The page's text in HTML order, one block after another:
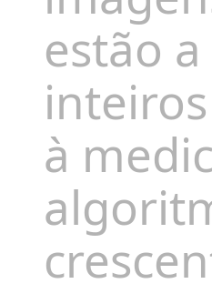
estão
à